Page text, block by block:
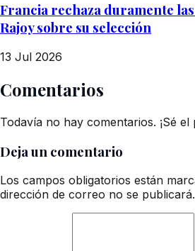
Francia rechaza duramente
Rajoy sobre su selección
13 Jul 2026
Comentarios
Todavía no hay comentarios. ¡Sé
Deja un comentario
Los campos obligatorios están
dirección de correo no se publicará.